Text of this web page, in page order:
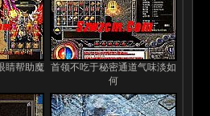
睛帮助魔 首领不吃于秘密通道气味淡如
何